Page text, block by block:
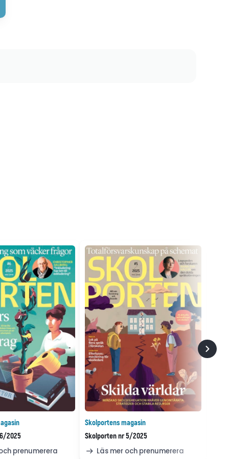
2025
prenumerera
Skolportens magasin
Skolporten nr 5/2025
Läs mer och prenumerera